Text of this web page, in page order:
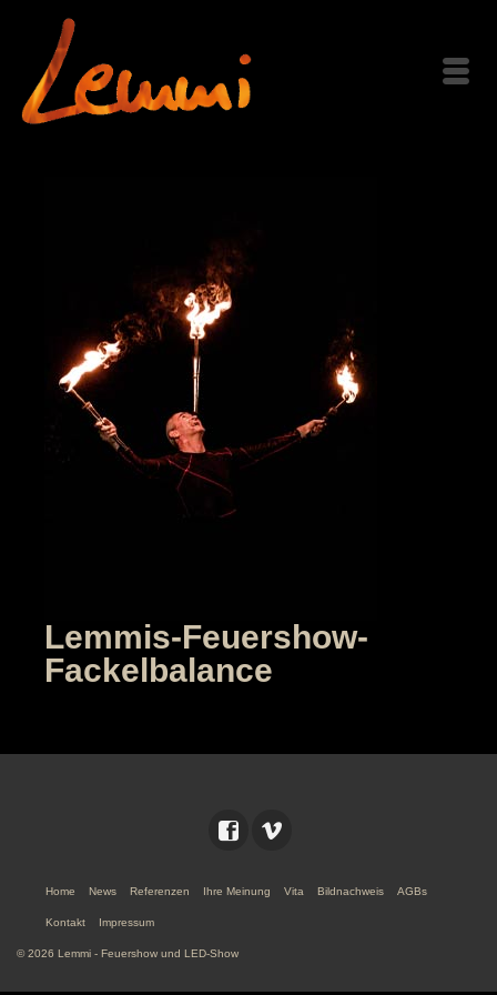
Lemmis-Feuershow-
Fackelbalance
Home News Referenzen Ihre Meinung Vita Bildnachweis AGBs
Kontakt Impressum
© 2026 Lemmi - Feuershow und LED-Show